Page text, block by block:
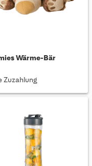
Wärme-Bär
Zuzahlung